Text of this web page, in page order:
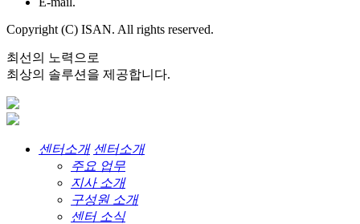
Copyright (C) ISAN. All rights reserved.
최선의 노력으로
최상의 솔루션을 제공합니다.
센터소개 센터소개
주요 업무
지사 소개
구성원 소개
센터 소식